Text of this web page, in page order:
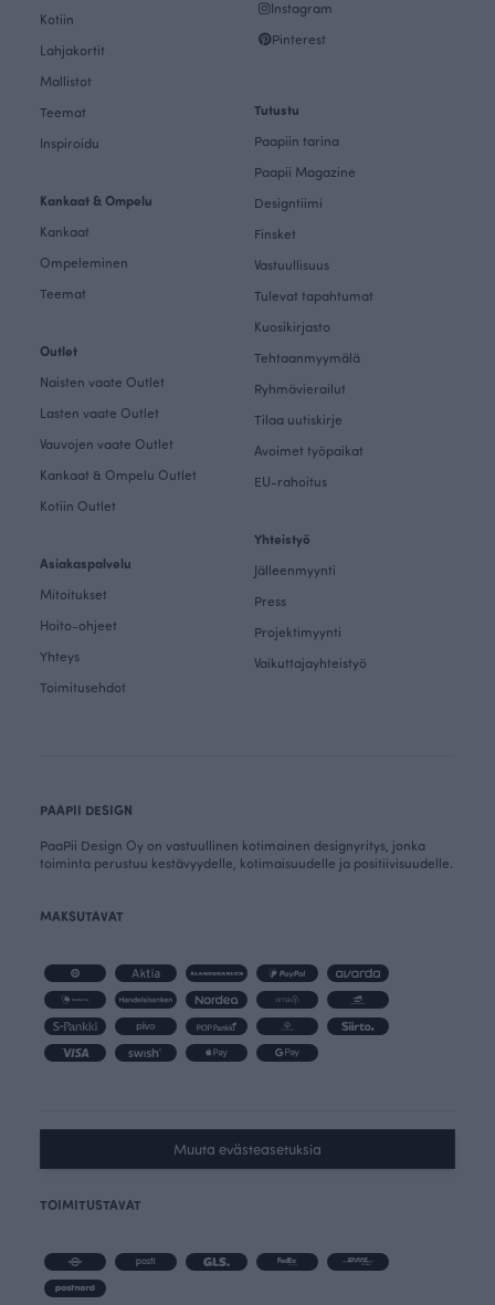
Kotiin
Lahjakortit
Mallistot
Teemat
Inspiroidu
Kankaat & Ompelu
Kankaat
Ompeleminen
Teemat
Outlet
Naisten vaate Outlet
Lasten vaate Outlet
Vauvojen vaate Outlet
Kankaat & Ompelu Outlet
Kotiin Outlet
Asiakaspalvelu
Mitoitukset
Hoito-ohjeet
Yhteys
Toimitusehdot
Instagram
Pinterest
Tutustu
Paapiin tarina
Paapii Magazine
Designtiimi
Finsket
Vastuullisuus
Tulevat tapahtumat
Kuosikirjasto
Tehtaanmyymälä
Ryhmävierailut
Tilaa uutiskirje
Avoimet työpaikat
EU-rahoitus
Yhteistyö
Jälleenmyynti
Press
Projektimyynti
Vaikuttajayhteistyö
PAAPII DESIGN
PaaPii Design Oy on vastuullinen kotimainen designyritys, jonka
toiminta perustuu kestävyydelle, kotimaisuudelle ja positiivisuudelle.
MAKSUTAVAT
Muuta evästeasetuksia
TOIMITUSTAVAT